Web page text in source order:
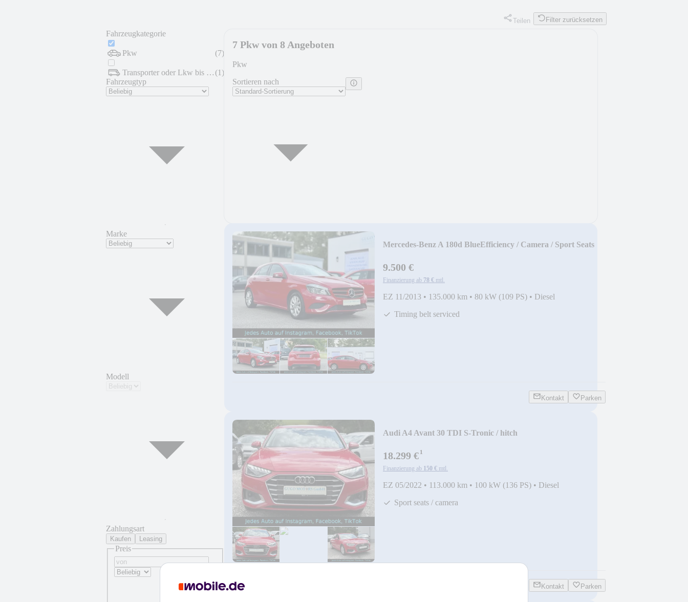
Teilen Filter zurücksetzen
Fahrzeugkategorie
Pkw (7)
Transporter oder Lkw bis 7,5 t (1)
Fahrzeugtyp
Marke
Modell
Zahlungsart
Kaufen Leasing
Preis
7 Pkw von 8 Angeboten
Pkw
Sortieren nach
Mercedes-Benz A 180d BlueEfficiency / Camera / Sport Seats
9.500 €
Finanzierung ab 78 € mtl.
EZ 11/2013 • 135.000 km • 80 kW (109 PS) • Diesel
Timing belt serviced
Kontakt Parken
Audi A4 Avant 30 TDI S-Tronic / hitch
18.299 €¹
Finanzierung ab 150 € mtl.
EZ 05/2022 • 113.000 km • 100 kW (136 PS) • Diesel
Sport seats / camera
Kontakt Parken